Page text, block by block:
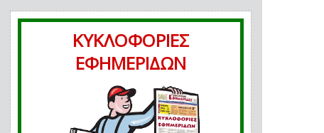
ΚΥΚΛΟΦΟΡΙΕΣ
ΕΦΗΜΕΡΙΔΩΝ